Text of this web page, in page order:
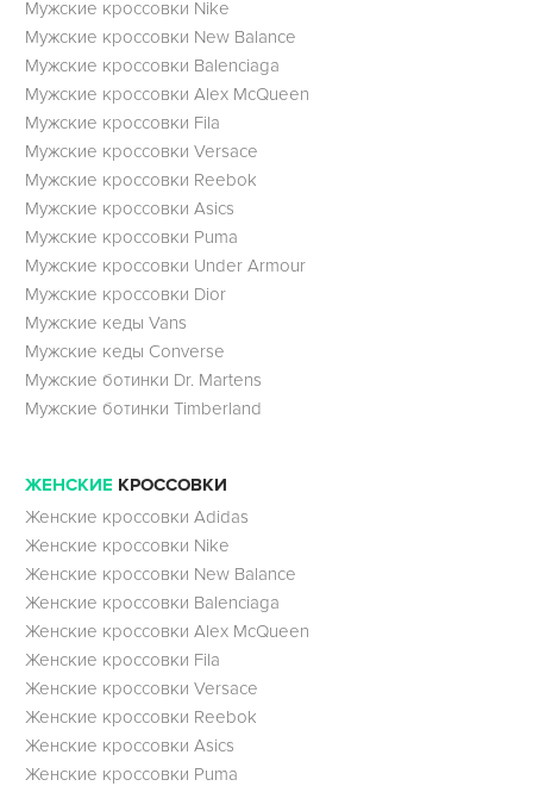
Мужские кроссовки Nike
Мужские кроссовки New Balance
Мужские кроссовки Balenciaga
Мужские кроссовки Alex McQueen
Мужские кроссовки Fila
Мужские кроссовки Versace
Мужские кроссовки Reebok
Мужские кроссовки Asics
Мужские кроссовки Puma
Мужские кроссовки Under Armour
Мужские кроссовки Dior
Мужские кеды Vans
Мужские кеды Converse
Мужские ботинки Dr. Martens
Мужские ботинки Timberland
ЖЕНСКИЕ КРОССОВКИ
Женские кроссовки Adidas
Женские кроссовки Nike
Женские кроссовки New Balance
Женские кроссовки Balenciaga
Женские кроссовки Alex McQueen
Женские кроссовки Fila
Женские кроссовки Versace
Женские кроссовки Reebok
Женские кроссовки Asics
Женские кроссовки Puma